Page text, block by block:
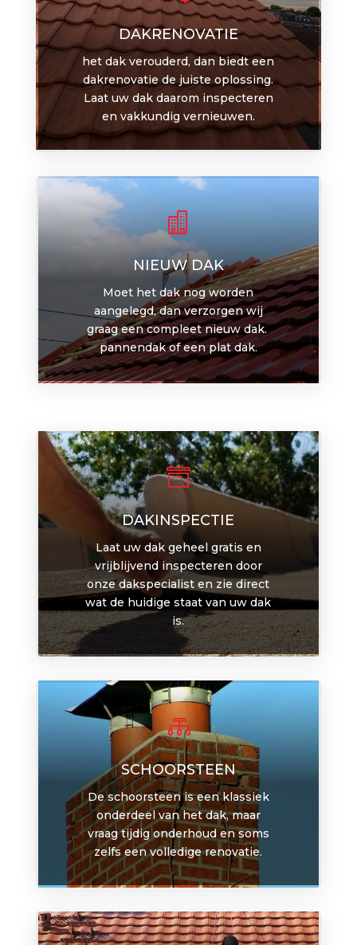
DAKRENOVATIE
het dak verouderd, dan biedt een
dakrenovatie de juiste oplossing.
Laat uw dak daarom inspecteren
en vakkundig vernieuwen.

NIEUW DAK
Moet het dak nog worden
aangelegd, dan verzorgen wij
graag een compleet nieuw dak.
pannendak of een plat dak.

DAKINSPECTIE
Laat uw dak geheel gratis en
vrijblijvend inspecteren door
onze dakspecialist en zie direct
wat de huidige staat van uw dak
is.

SCHOORSTEEN
De schoorsteen is een klassiek
onderdeel van het dak, maar
vraag tijdig onderhoud en soms
zelfs een volledige renovatie.